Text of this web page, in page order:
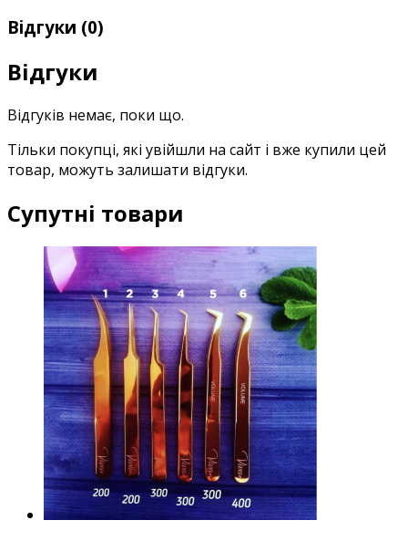
Відгуки (0)
Відгуки
Відгуків немає, поки що.
Тільки покупці, які увійшли на сайт і вже купили цей
товар, можуть залишати відгуки.
Супутні товари